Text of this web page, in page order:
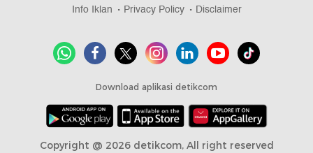
Info Iklan
Privacy Policy Disclaimer
Download aplikasi detikcom
Copyright @ 2026 detikcom, All right reserved